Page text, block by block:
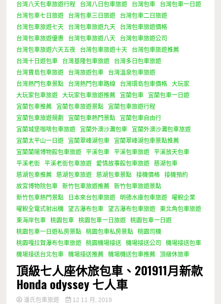
台灣八天包車旅遊行程
台灣八日包車旅遊 台灣包車
台灣包車一日遊
台灣包車七日旅遊
台灣包車三日旅遊
台灣包車二日旅遊
台灣包車旅遊七天
台灣包車旅遊九天
台灣包車旅遊價格
台灣包車旅遊優惠
台灣包車旅遊八天
台灣包車旅遊公司
台灣包車旅遊六天五夜
台灣包車旅遊十天
台灣包車旅遊推薦
台灣十日遊包車
台灣基隆包車旅遊
台灣多日包車旅遊
台灣寶島包車旅遊
台灣旅遊包車
台灣溫泉包車旅遊
台灣熱門包車景點
台灣熱門包車路線 台灣環島包車價格
大玩家
大玩家包車旅遊
大玩家包車旅遊推薦 宜蘭包車
宜蘭包車一日遊
宜蘭包車推薦
宜蘭包車旅遊景點
宜蘭包車旅遊行程
宜蘭包車旅遊規劃
宜蘭包車熱門景點
宜蘭包車自由行
宜蘭城堡咖啡包車旅遊
宜蘭外澳沙灘包車
宜蘭外澳沙灘包車旅遊
宜蘭太平山一日遊
宜蘭翠峰湖包車
宜蘭翠峰湖包車景點推薦
宜蘭蘭陽博物館包車旅遊
平溪包車 平溪包車旅遊
平溪放天包車
平溪老街
平溪老街包車旅遊 愛情故事館包車旅遊
慈湖包車
慈湖包車推薦
慈湖包車旅遊 慈湖包車景點 接機價格
接機預約
故宮博物院包車
新竹包車旅遊推薦
新竹包車旅遊景點
新竹包車熱門景點
日本來台包車旅遊 明德水庫包車旅遊
曜輗企業
曜輗全電式射出機
望古瀑布包車 望古瀑布包車旅遊
東北角包車旅遊
東海岸包車
桃園包車 桃園包車一日旅遊
桃園包車一日遊
桃園包車一日遊私房景點
桃園包車私房景點
桃園司機
桃園嘎拉賀瀑布包車旅遊
桃園機場接送 機場接送公司
機場接送包車
機場接送台北包車
機場接送推薦 機場機送包車推薦 頂級休旅車
頂級七人座休旅包車、201911月新款
Honda odyssey 七人車
潘氏包車旅遊 12 11 月, 2019